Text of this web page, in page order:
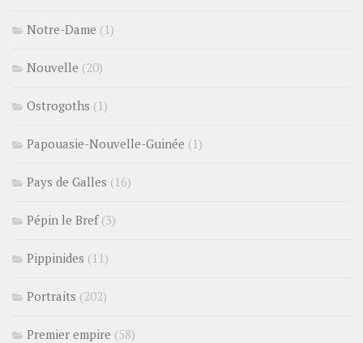
Notre-Dame (1)
Nouvelle (20)
Ostrogoths (1)
Papouasie-Nouvelle-Guinée (1)
Pays de Galles (16)
Pépin le Bref(3)
Pippinides (11)
Portraits (202)
Premier empire (58)